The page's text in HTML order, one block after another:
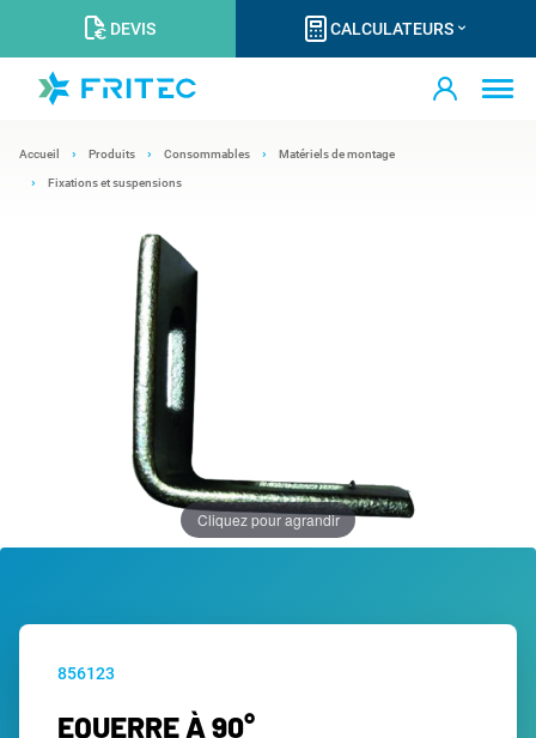
DEVIS CALCULATEURS
Accueil Produits Consommables Matériels de montage
Fixations et suspensions
Cliquez pour agrandir
856123
EQUERRE À 90°